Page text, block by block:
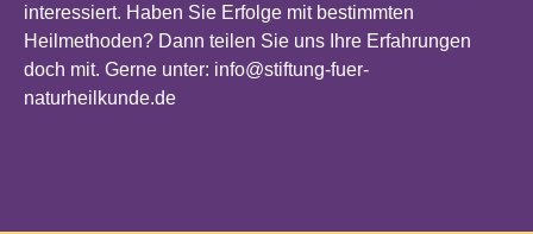
interessiert. Haben Sie Erfolge mit bestimmten
Heilmethoden? Dann teilen Sie uns Ihre Erfahrungen
doch mit. Gerne unter: info@stiftung-fuer-
naturheilkunde.de